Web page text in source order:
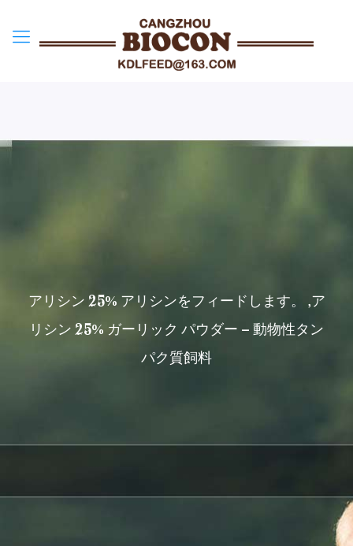
アリシン 25% アリシンをフィードします。 ,ア
リシン 25% ガーリック パウダー – 動物性タン
パク質飼料